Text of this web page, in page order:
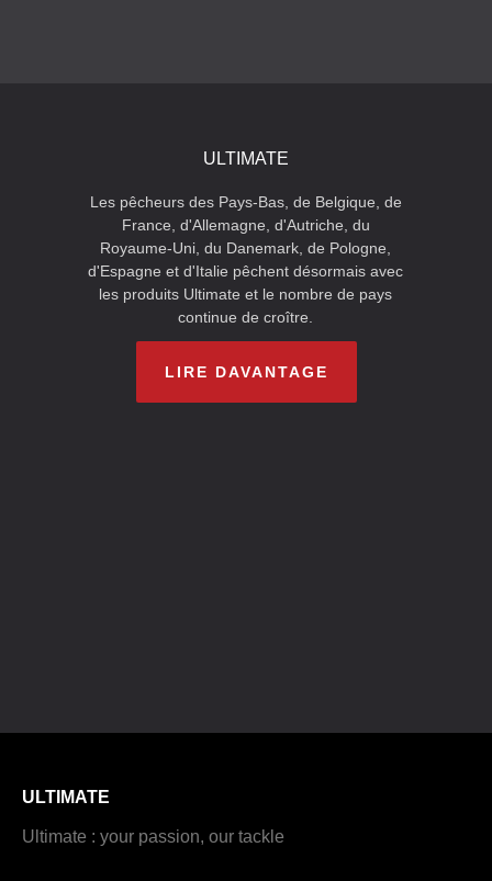
ULTIMATE
Les pêcheurs des Pays-Bas, de Belgique, de
France, d'Allemagne, d'Autriche, du
Royaume-Uni, du Danemark, de Pologne,
d'Espagne et d'Italie pêchent désormais avec
les produits Ultimate et le nombre de pays
continue de croître.
LIRE DAVANTAGE
ULTIMATE
Ultimate : your passion, our tackle